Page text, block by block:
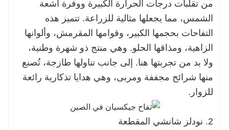
من تقلبات درجات الحرارة الكبيرة ووفرة أشعة
الشمس، مما يجعلها مثالية للزراعة. تتميز هذه
التفاحات بحجمها الكبير، وقوامها المقرمش، وألوانها
الزاهية، ومذاقها الحلو. وهي منتج ذو شهرة وطنية،
ولا بد من تجربتها هنا. إلى جانب تناولها طازجة، تُصنع
منها شرائح مجففة ومربى، وهي هدايا تذكارية رائعة
للزوار.
2. نودلز شانشي المقطعة